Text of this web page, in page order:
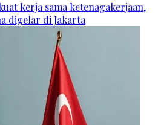
kerja sama ketenagakerjaan,
digelar di Jakarta